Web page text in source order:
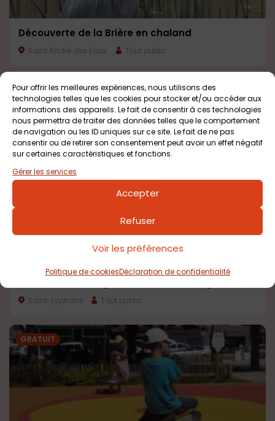
Pour offrir les meilleures expériences, nous utilisons des
technologies telles que les cookies pour stocker et/ou accéder aux
informations des appareils. Le fait de consentir à ces technologies
nous permettra de traiter des données telles que le comportement
de navigation ou les ID uniques sur ce site. Le fait de ne pas
consentir ou de retirer son consentement peut avoir un effet négatif
sur certaines caractéristiques et fonctions.
Gérer les services
Accepter
Refuser
Voir les préférences
Politique de cookiesDéclaration de confidentialité
Découverte de la Brière en chaland
Saint André des Eaux Tout public
Saint-Lyphard Tout public
GRATUIT
GRATUIT